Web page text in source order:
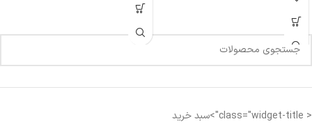
< class="widget-title">سبد خرید